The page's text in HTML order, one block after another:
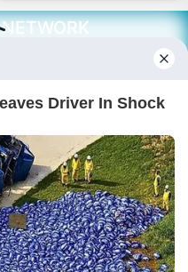
berita aktual dan
pandang berbaik sangka
dari sumber yang tepat.